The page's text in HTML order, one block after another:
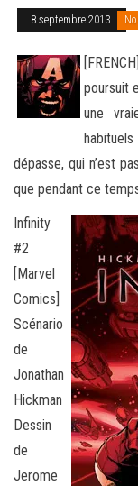
8 septembre 2013
poursuit
une
dépasse, qui n’est
que pendant ce
Infinity
#2
[Marvel
Comics]
Scénario
de
Jonathan
Hickman
Dessin
de
Jerome